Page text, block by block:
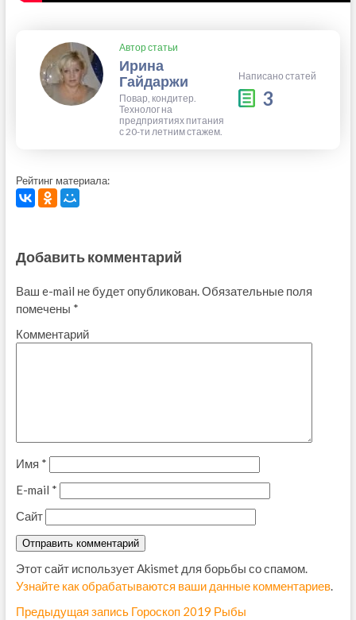
Автор статьи
Ирина
Гайдаржи
Повар, кондитер.
Технолог на
предприятиях питания
с 20-ти летним стажем.
Написано статей
3
Рейтинг материала:
Добавить комментарий
Ваш e-mail не будет опубликован. Обязательные поля
помечены *
Комментарий
Имя *
E-mail *
Сайт
Этот сайт использует Akismet для борьбы со спамом.
Узнайте как обрабатываются ваши данные комментариев.
Предыдущая запись П
Гороскоп 2019 Рыбы